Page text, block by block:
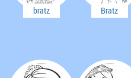
bratz Bratz